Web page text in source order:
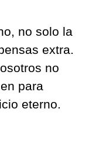
no solo la
extra.
no
para
eterno.